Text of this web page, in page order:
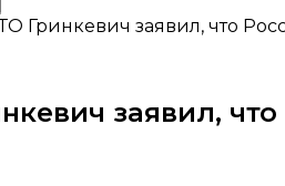
Гринкевич заявил, что
заявил,